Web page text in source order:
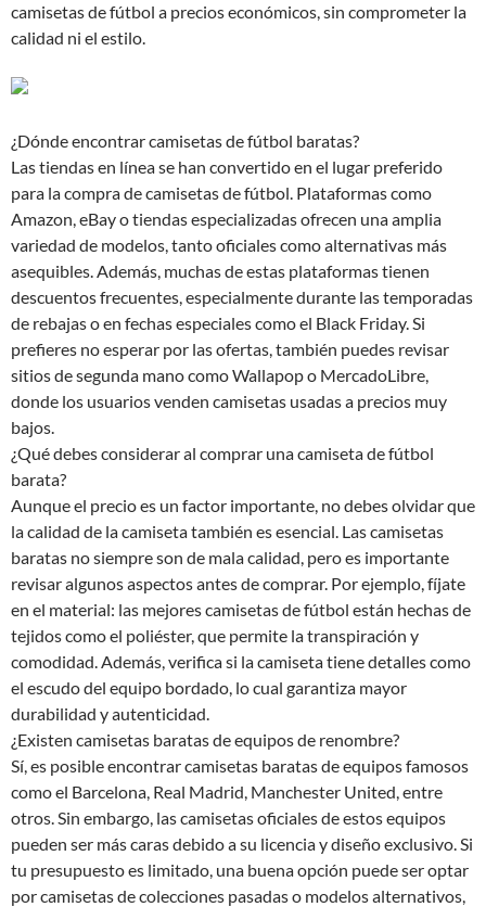
camisetas de fútbol a precios económicos, sin comprometer la
calidad ni el estilo.
¿Dónde encontrar camisetas de fútbol baratas?
Las tiendas en línea se han convertido en el lugar preferido
para la compra de camisetas de fútbol. Plataformas como
Amazon, eBay o tiendas especializadas ofrecen una amplia
variedad de modelos, tanto oficiales como alternativas más
asequibles. Además, muchas de estas plataformas tienen
descuentos frecuentes, especialmente durante las temporadas
de rebajas o en fechas especiales como el Black Friday. Si
prefieres no esperar por las ofertas, también puedes revisar
sitios de segunda mano como Wallapop o MercadoLibre,
donde los usuarios venden camisetas usadas a precios muy
bajos.
¿Qué debes considerar al comprar una camiseta de fútbol
barata?
Aunque el precio es un factor importante, no debes olvidar que
la calidad de la camiseta también es esencial. Las camisetas
baratas no siempre son de mala calidad, pero es importante
revisar algunos aspectos antes de comprar. Por ejemplo, fíjate
en el material: las mejores camisetas de fútbol están hechas de
tejidos como el poliéster, que permite la transpiración y
comodidad. Además, verifica si la camiseta tiene detalles como
el escudo del equipo bordado, lo cual garantiza mayor
durabilidad y autenticidad.
¿Existen camisetas baratas de equipos de renombre?
Sí, es posible encontrar camisetas baratas de equipos famosos
como el Barcelona, Real Madrid, Manchester United, entre
otros. Sin embargo, las camisetas oficiales de estos equipos
pueden ser más caras debido a su licencia y diseño exclusivo. Si
tu presupuesto es limitado, una buena opción puede ser optar
por camisetas de colecciones pasadas o modelos alternativos,